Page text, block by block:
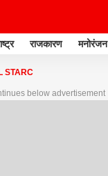
राजकारण मनोरंजन
STARC
below advertisement